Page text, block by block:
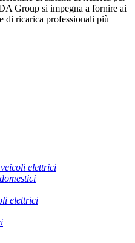
Group si impegna a fornire ai
di ricarica professionali più
elettrici
elettrici